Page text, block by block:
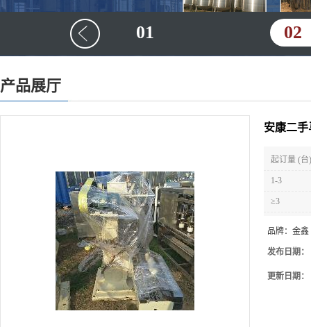
01 02
产品展厅
安康二
起订量 (台)
1-3
≥3
品牌： 金鑫
发布日期：
更新日期：